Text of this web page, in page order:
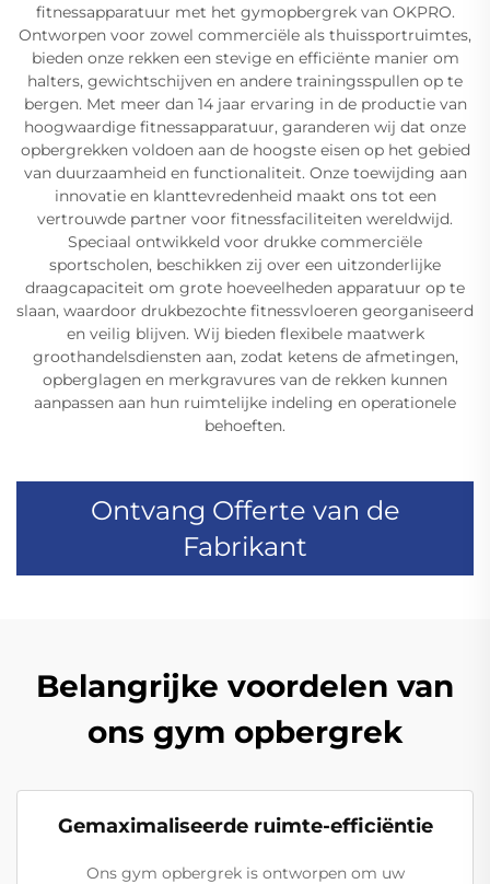
fitnessapparatuur met het gymopbergrek van OKPRO.
Ontworpen voor zowel commerciële als thuissportruimtes,
bieden onze rekken een stevige en efficiënte manier om
halters, gewichtschijven en andere trainingsspullen op te
bergen. Met meer dan 14 jaar ervaring in de productie van
hoogwaardige fitnessapparatuur, garanderen wij dat onze
opbergrekken voldoen aan de hoogste eisen op het gebied
van duurzaamheid en functionaliteit. Onze toewijding aan
innovatie en klanttevredenheid maakt ons tot een
vertrouwde partner voor fitnessfaciliteiten wereldwijd.
Speciaal ontwikkeld voor drukke commerciële
sportscholen, beschikken zij over een uitzonderlijke
draagcapaciteit om grote hoeveelheden apparatuur op te
slaan, waardoor drukbezochte fitnessvloeren georganiseerd
en veilig blijven. Wij bieden flexibele maatwerk
groothandelsdiensten aan, zodat ketens de afmetingen,
opberglagen en merkgravures van de rekken kunnen
aanpassen aan hun ruimtelijke indeling en operationele
behoeften.
Ontvang Offerte van de
Fabrikant
Belangrijke voordelen van
ons gym opbergrek
Gemaximaliseerde ruimte-efficiëntie
Ons gym opbergrek is ontworpen om uw